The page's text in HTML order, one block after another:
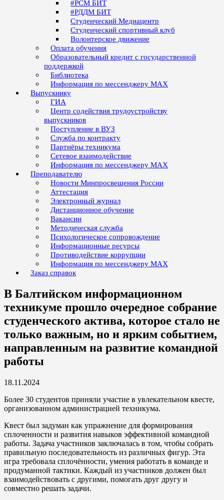
#РСМ БИТ
#РДДМ БИТ
Студенческий Медиацентр
Студенческий спортивный клуб
Волонтерское движение
Оплата обучения
Образовательный кредит с государственной
поддержкой
Библиотека
Информация по мессенджеру MAX
Выпускнику
ГИА
Центр содействия трудоустройству
выпускников
Поступление в ВУЗ
Служба по контракту
Партнёры техникума
Сетевое взаимодействие
Информация по мессенджеру MAX
Преподавателю
Новости Минпросвещения России
Аттестация
Электронный журнал
Дистанционное обучение
Вакансии
Методическая служба
Психологическое сопровождение
Информационные ресурсы
Противодействие коррупции
Информация по мессенджеру MAX
Заказ справок
В Балтийском информационном
техникуме прошло очередное собрание
студенческого актива, которое стало не
только важным, но и ярким событием,
направленным на развитие командной
работы
18.11.2024
Более 30 студентов приняли участие в увлекательном квесте,
организованном администрацией техникума.
Квест был задуман как упражнение для формирования
сплоченности и развития навыков эффективной командной
работы. Задача участников заключалась в том, чтобы собрать
правильную последовательность из различных фигур. Эта
игра требовала сплочённости, умения работать в команде и
продуманной тактики. Каждый из участников должен был
взаимодействовать с другими, помогать друг другу и
совместно решать задачи.